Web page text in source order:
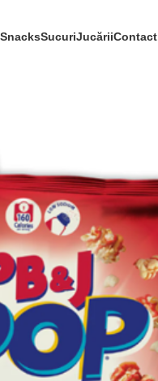
SnacksSucuriJucăriiContact